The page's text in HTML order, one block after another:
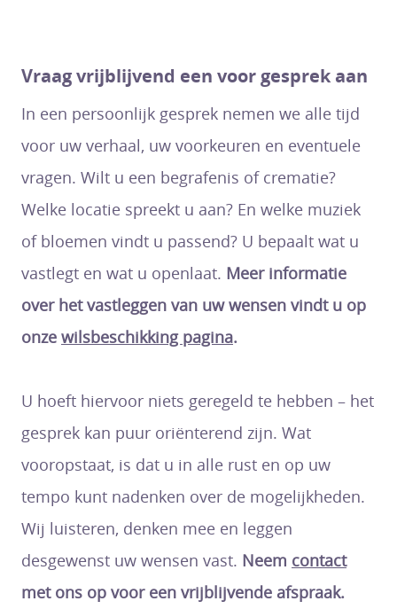
Vraag vrijblijvend een voor gesprek aan
In een persoonlijk gesprek nemen we alle tijd
voor uw verhaal, uw voorkeuren en eventuele
vragen. Wilt u een begrafenis of crematie?
Welke locatie spreekt u aan? En welke muziek
of bloemen vindt u passend? U bepaalt wat u
vastlegt en wat u openlaat. Meer informatie
over het vastleggen van uw wensen vindt u op
onze wilsbeschikking pagina.
U hoeft hiervoor niets geregeld te hebben – het
gesprek kan puur oriënterend zijn. Wat
vooropstaat, is dat u in alle rust en op uw
tempo kunt nadenken over de mogelijkheden.
Wij luisteren, denken mee en leggen
desgewenst uw wensen vast. Neem contact
met ons op voor een vrijblijvende afspraak.